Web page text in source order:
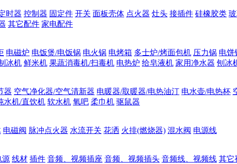
时器 控制器 固定件 开关 面板壳体 点火器 灶头 接插件 硅橡胶类
其它配件 家电配件
电磁炉 电饭煲/电饭锅 电火锅 电烤箱 多士炉/烤面包机 压力锅 电饼
冰机 鲜米机 果蔬消毒机/扫毒机 电热炉 给皂液机 家用净水器 刨冰
器 空气净化器/空气清新器 电暖器/取暖器/电热油汀 电水壶/电热杯
水机/直饮机 软水机 氧吧 柔巾机 驱鼠器
电磁阀 脉冲点火器 水流开关 花洒 火排(燃烧器) 混水阀 电源线
源 线材 插件 音频、视频插座 音频、视频插头 音频线、视频线 其它